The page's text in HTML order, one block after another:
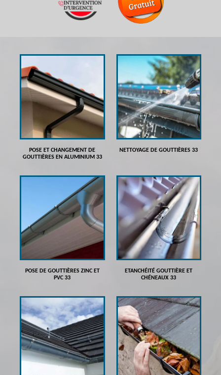
POSE ET CHANGEMENT DE
GOUTTIÈRES EN ALUMINIUM 33
NETTOYAGE DE GOUTTIÈRES 33
POSE DE GOUTTIÈRES ZINC ET
PVC 33
ETANCHÉITÉ GOUTTIÈRE ET
CHÉNEAUX 33